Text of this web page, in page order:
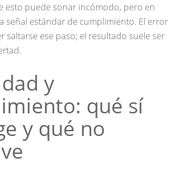
esto puede sonar incómodo, pero en
señal estándar de cumplimiento. El error
saltarse ese paso; el resultado suele ser
y
qué sí
y qué no